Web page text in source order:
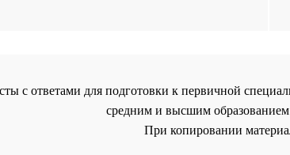
с ответами для подготовки к первичной
средним и высшим
При копировании